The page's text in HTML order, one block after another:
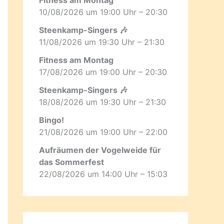
10/08/2026 um 19:00 Uhr – 20:30
Steenkamp-Singers 🎶
11/08/2026 um 19:30 Uhr – 21:30
Fitness am Montag
17/08/2026 um 19:00 Uhr – 20:30
Steenkamp-Singers 🎶
18/08/2026 um 19:30 Uhr – 21:30
Bingo!
21/08/2026 um 19:00 Uhr – 22:00
Aufräumen der Vogelweide für
das Sommerfest
22/08/2026 um 14:00 Uhr – 15:03